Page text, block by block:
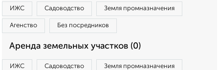
ИЖС Садоводство Земля промназначения
Агенство Без посредников
Аренда земельных участков (0)
ИЖС Садоводство Земля промназначения